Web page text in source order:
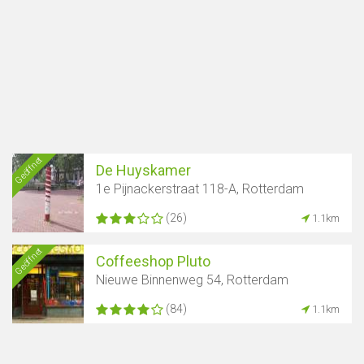
Geöffnet De Huyskamer
1e Pijnackerstraat 118-A, Rotterdam
(26) 1.1km
Geöffnet Coffeeshop Pluto
Nieuwe Binnenweg 54, Rotterdam
(84) 1.1km